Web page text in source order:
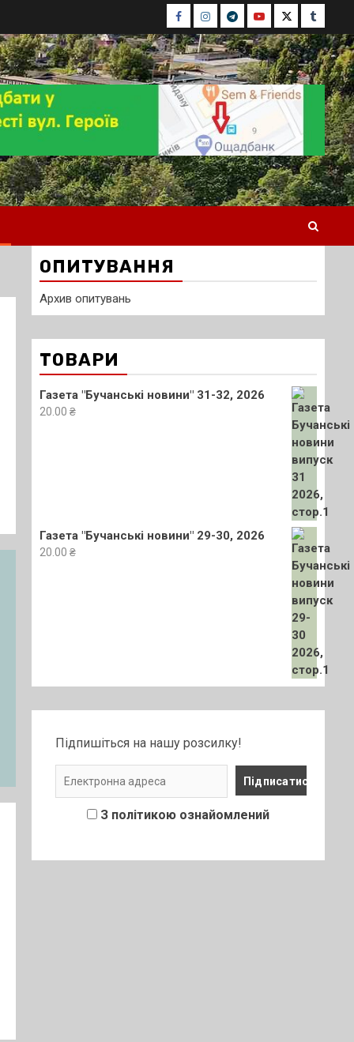
Facebook
Instagram
TelegramYoutubeTwitterTumblr
ОПИТУВАННЯ
Архив опитувань
ТОВАРИ
Газета "Бучанські новини" 31-32, 2026
20.00 ₴
Газета "Бучанські новини" 29-30, 2026
20.00 ₴
Підпишіться на нашу розсилку!
З політикою ознайомлений